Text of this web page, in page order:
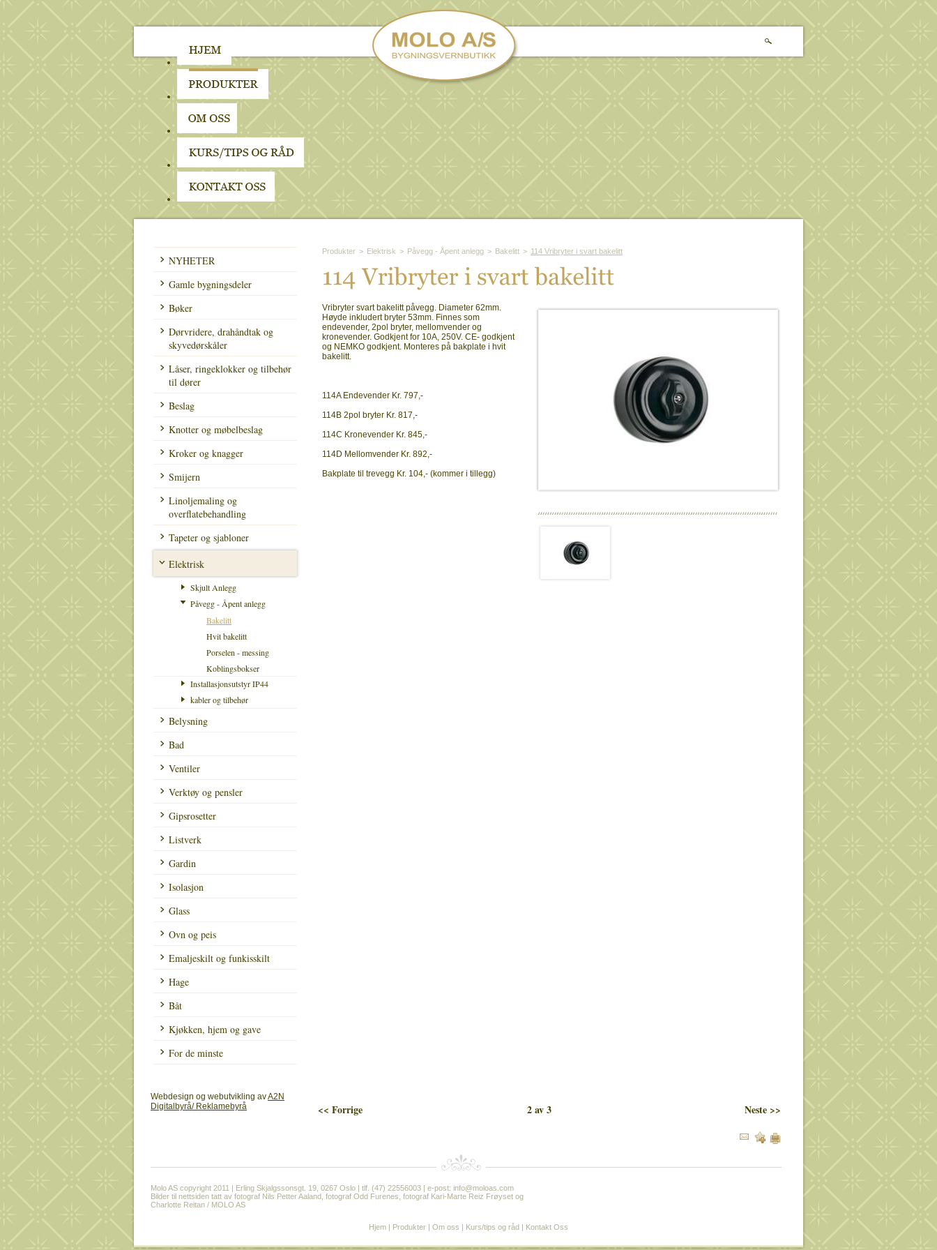
NYHETER
Gamle bygningsdeler
Bøker
Dørvridere, drahåndtak og
skyvedørskåler
Låser, ringeklokker og tilbehør
til dører
Beslag
Knotter og møbelbeslag
Kroker og knagger
Smijern
Linoljemaling og
overflatebehandling
Tapeter og sjabloner
Elektrisk
Skjult Anlegg
Påvegg - Åpent anlegg
Bakelitt
Hvit bakelitt
Porselen - messing
Koblingsbokser
Installasjonsutstyr IP44
kabler og tilbehør
Belysning
Bad
Ventiler
Verktøy og pensler
Gipsrosetter
Listverk
Gardin
Isolasjon
Glass
Ovn og peis
Emaljeskilt og funkisskilt
Hage
Båt
Kjøkken, hjem og gave
For de minste
Produkter > Elektrisk > Påvegg - Åpent anlegg > Bakelitt > 114 Vribryter i svart bakelitt
114 Vribryter i svart bakelitt
Vribryter svart bakelitt påvegg. Diameter 62mm.
Høyde inkludert bryter 53mm. Finnes som
endevender, 2pol bryter, mellomvender og
kronevender. Godkjent for 10A, 250V. CE- godkjent
og NEMKO godkjent. Monteres på bakplate i hvit
bakelitt.
114A Endevender Kr. 797,-
114B 2pol bryter Kr. 817,-
114C Kronevender Kr. 845,-
114D Mellomvender Kr. 892,-
Bakplate til trevegg Kr. 104,- (kommer i tillegg)
<< Forrige 2 av 3 Neste >>
Molo AS copyright 2011 | Erling Skjalgssonsgt. 19, 0267 Oslo | tlf. (47) 22556003 | e-post: info@moloas.com
Bilder til nettsiden tatt av fotograf Nils Petter Aaland, fotograf Odd Furenes, fotograf Kari-Marte Reiz Frøyset og
Charlotte Reitan / MOLO AS
Webdesign og webutvikling avA2N
Digitalbyrå/ Reklamebyrå
Hjem | Produkter | Om oss | Kurs/tips og råd | Kontakt Oss